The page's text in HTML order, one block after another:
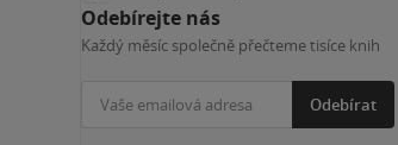
Odebírejte nás
Každý měsíc společně přečteme tisíce knih
Odebírat